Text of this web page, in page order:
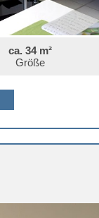
ca. 34 m²
Größe